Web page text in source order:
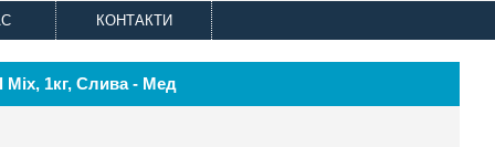
КОНТАКТИ
1кг, Слива - Мед